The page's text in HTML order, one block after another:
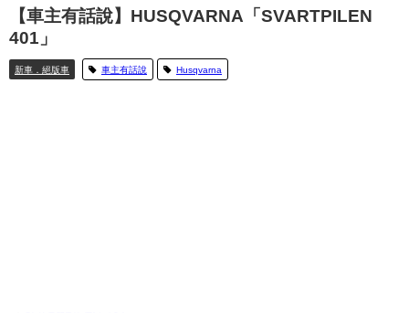
【車主有話說】HUSQVARNA「SVARTPILEN
401」
新車．絕版車 車主有話說 Husqvarna